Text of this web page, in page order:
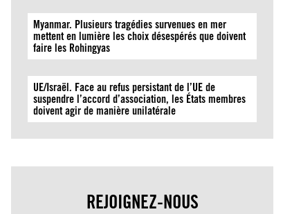
Myanmar. Plusieurs tragédies survenues en mer
mettent en lumière les choix désespérés que doivent
faire les Rohingyas
UE/Israël. Face au refus persistant de l’UE de
suspendre l’accord d’association, les États membres
doivent agir de manière unilatérale
REJOIGNEZ-NOUS